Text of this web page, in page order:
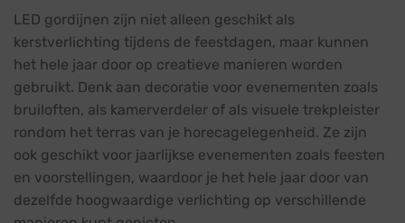
LED gordijnen zijn niet alleen geschikt als
kerstverlichting tijdens de feestdagen, maar kunnen
het hele jaar door op creatieve manieren worden
gebruikt. Denk aan decoratie voor evenementen zoals
bruiloften, als kamerverdeler of als visuele trekpleister
rondom het terras van je horecagelegenheid. Ze zijn
ook geschikt voor jaarlijkse evenementen zoals feesten
en voorstellingen, waardoor je het hele jaar door van
dezelfde hoogwaardige verlichting op verschillende